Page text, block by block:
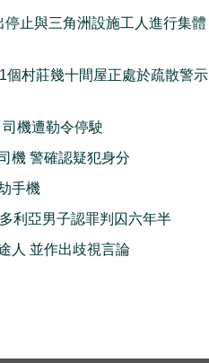
止與三角洲設施工人進行集體
個村莊幾十間屋正處於疏散警示
機遭勒令停駛
機 警確認疑犯身分
手機
利亞男子認罪判囚六年半
人 並作出歧視言論